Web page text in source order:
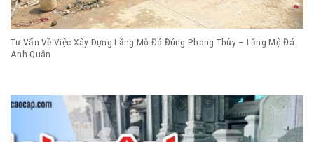
Tư Vấn Về Việc Xây Dựng Lăng Mộ Đá Đúng Phong Thủy – Lăng Mộ Đá
Anh Quân